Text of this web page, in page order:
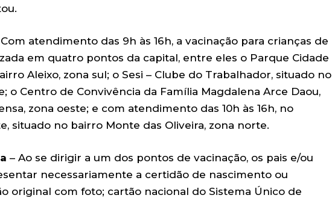
atendimento das 9h às 16h, a vacinação para crianças de
em quatro pontos da capital, entre eles o Parque Cidade
Aleixo, zona sul; o Sesi – Clube do Trabalhador, situado no
o Centro de Convivência da Família Magdalena Arce Daou,
zona oeste; e com atendimento das 10h às 16h, no
situado no bairro Monte das Oliveira, zona norte.
– Ao se dirigir a um dos pontos de vacinação, os pais e/ou
necessariamente a certidão de nascimento ou
original com foto; cartão nacional do Sistema Único de